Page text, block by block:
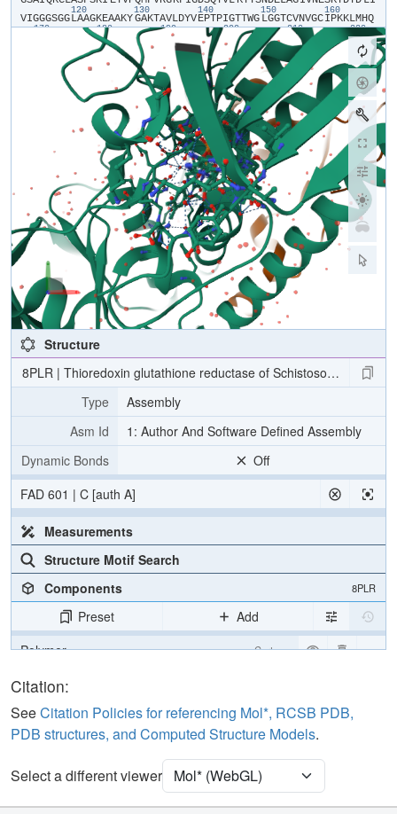
V​​I​​G​​G​​G​​S​​G​​G​
120
​L​​A​​A​​G​​K​​E​​A​​A​​K​​Y​
130
​G​​A​​K​​T​​A​​V​​L​​D​​Y​​V​
140
​E​​P​​T​​P​​I​​G​​T​​T​​W​​G​
150
​L​​G​​G​​T​​C​​V​​N​​V​​G​​C​
160
​I​​P​​K​​K​​L​​M​​H​​Q​
170
​A​​E​
180
​H​​F​​G​ ​D​​R​
190
​S​​H​ ​M​​V​​E​
200
​Q​​S​​H​ ​G​​S​​L​​N​
210
​G​​Y​ ​K​​V​ ​N​
220
​Q​​V​​T​​Y​​
​S​​P​​H​​E​​V​ ​T​
240
​D​​K​​N​​Q​ ​I​
250
​G​​N​​K​​I​​I​ ​A​​T​​G​
260
​R​​P​​K​​Y​​P​ ​I​​P​
270
​E​​Y​ ​D​​D​ ​L​ ​
​P​​G​
290
​L​​V​ ​V​​A​​L​
300
​E​​C​​A​​G​ ​L​ ​G​
310
​G​​D​ ​T​​V​​M​ ​S​​I​
320
​L​​L​ ​F​​D​ ​Q​​M​​A​
330
​E​ ​K​ ​G​​D​
340
​F​​A​​K​ ​L​​C​​V​​P​
350
​D​​E​​I​ ​K​​V​​V​​D​
360
​E​​N​ ​P​​G​ ​L​​L​​L​
370
​V​​K​ ​H​​Y​ ​G​​K​​K​
380
​F​​E​ ​E​ ​F​​E​ ​F​
390
​A​​V​
400
​E​​T​ ​V​​G​​V​​K​​L​
410
​D​ ​N​ ​G​​R​ ​V​​V​​C​​T​​D​
420
​Q​​T​​T​​V​​S​​N​​V​ ​Y​
430
​A​​I​ ​G​​D​​I​ ​N​​A​​G​​K​
440
​L​​T​​P​ ​V​​A​​I​
​L​ ​F​​A​ ​G​
460
​A​ ​T​​E​​L​​T​ ​Y​​S​​N​ ​V​
470
​A​ ​T​​T​​V​​F​​T​​P​ ​Y​
480
​G​​A​​C​​G​​L​​S​ ​E​​E​​D​​A​
490
​I​​E​ ​G​​D​​K​
500
​Y​​H​​S​
​E​ ​E​​D​​N​​V​
520
​C​​Y​​M​​K​​L​ ​V​​C​​R​​K​​S​
530
​D​​N​ ​M​​R​​V​ ​G​​L​​H​​V​
540
​L​​G​​P​​N​​A​​G​ ​I​​T​ ​Q​
550
​G​ ​Y​​A​ ​A​​I​ ​M​​G​ ​A​​
570
​P​​T​​C​​S​​E​ ​F​
580
​T​​L​​H​​V​​T​​K​​K​​S​​G​​V​
590
​S​​P​​I​ ​S​​G​​C​
Structure
8PLR | Thioredoxin glutathione reductase of Schistosoma
Type
Assembly
Asm Id
1: Author And Software Defined Assembly
Dynamic Bonds
Off
FAD 601 | C [auth A]
Measurements
Structure Motif Search
Components
8PLR
Preset
Add
Polymer
Cartoon
Ligand
Water Ball & Stick
[Focus] Target Ball & Stick
[Focus] Surroundings (5 Å)
Citation:
SeeCitation Policies for referencing Mol*, RCSB PDB,
PDB structures, and Computed Structure Models.
Select a different viewer